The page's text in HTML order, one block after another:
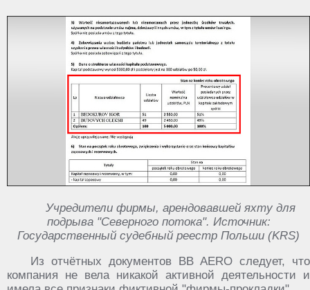
Учредители фирмы, арендовавшей яхту для
подрыва "Северного потока". Источник:
Государственный судебный реестр Польши (KRS)
Из отчётных документов BB AERO следует, что
компания не вела никакой активной деятельности и